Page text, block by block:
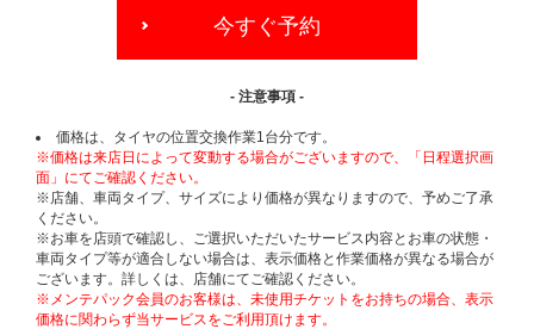
今すぐ予約
- 注意事項 -
価格は、タイヤの位置交換作業1台分です。
※価格は来店日によって変動する場合がございますので、「日程選択画
面」にてご確認ください。
※店舗、車両タイプ、サイズにより価格が異なりますので、予めご了承
ください。
※お車を店頭で確認し、ご選択いただいたサービス内容とお車の状態・
車両タイプ等が適合しない場合は、表示価格と作業価格が異なる場合が
ございます。詳しくは、店舗にてご確認ください。
※メンテパック会員のお客様は、未使用チケットをお持ちの場合、表示
価格に関わらず当サービスをご利用頂けます。